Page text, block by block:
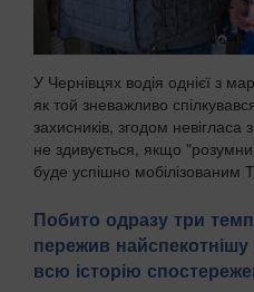
У Чернівцях водія однієї з
як той зневажливо
захисників, згодом невігласа
не здивується, якщо
буде успішно мобілізованим
Побито одразу три
пережив
всю історію